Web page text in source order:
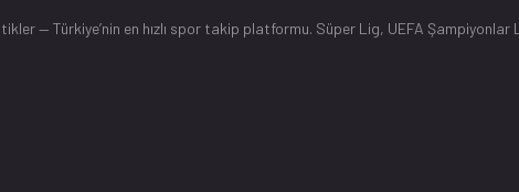
— Türkiye’nin en hızlı spor takip platformu. Süper Lig, UEFA Şampiyonlar